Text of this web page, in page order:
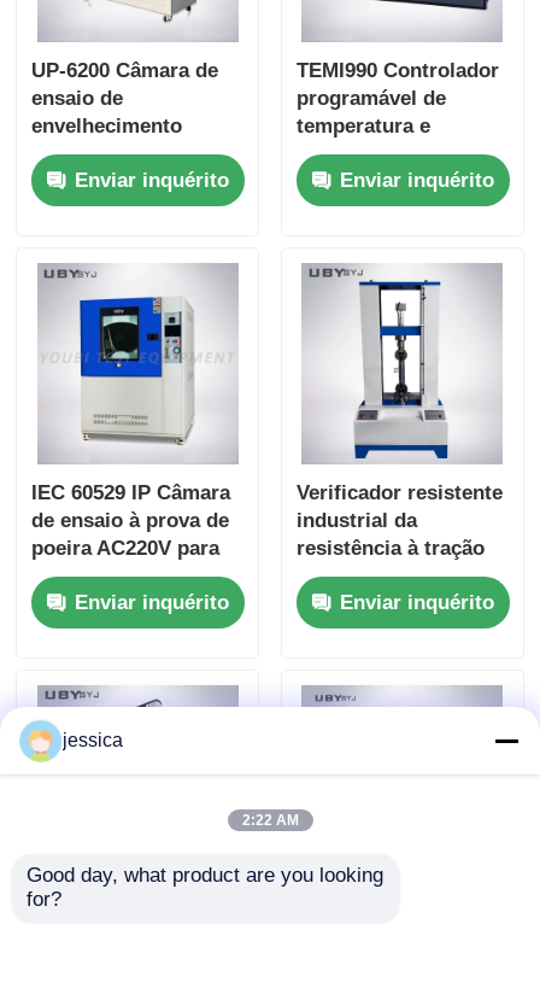
UP-6200 Câmara de
ensaio de
envelhecimento
acelerado com
lâmpadas UVA 340
SUS#304 aço
Sistema de simulação
Enviar inquérito
TEMI990 Controlador
programável de
temperatura e
umidade de alta
precisão com ecrã
TFT colorido de 7
PT100 de 3 canais
para precisão de ±
Enviar inquérito
IEC 60529 IP Câmara
de ensaio à prova de
poeira AC220V para
verificação da
proteção contra
poeira
Enviar inquérito
Verificador resistente
industrial da
resistência à tração
UP-2003 com projeto
duplo da coluna
Enviar inquérito
jessica
2:22 AM
Good day, what product are you looking
for?